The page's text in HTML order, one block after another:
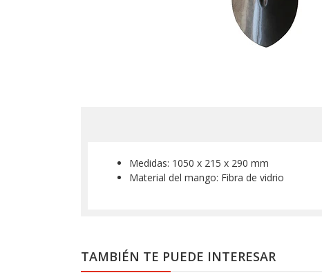
Medidas: 1050 x 215 x 290 mm
Material del mango: Fibra de vidrio
TAMBIÉN TE PUEDE INTERESAR